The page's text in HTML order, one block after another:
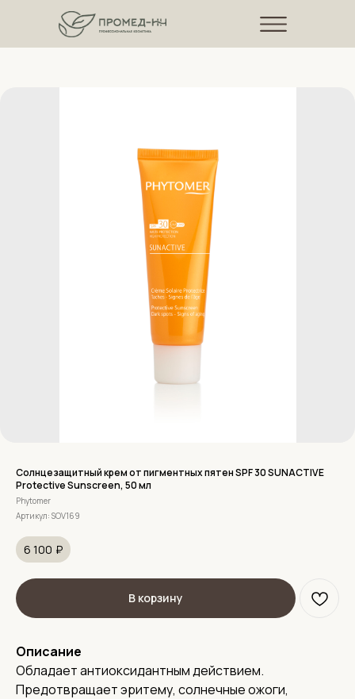
Солнцезащитный крем от пигментных пятен SPF 30 SUNACTIVE
Protective Sunscreen, 50 мл
Phytomer
Артикул: SOV169
6 100 ₽
В корзину
Описание
Обладает антиоксидантным действием.
Предотвращает эритему, солнечные ожоги,